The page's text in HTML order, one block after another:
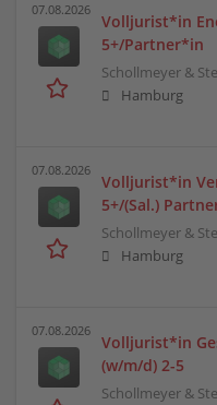
07.08.2026
Volljurist*in
5+/Partner*in
Schollmeyer &
Hamburg
07.08.2026
Volljurist*in
5+/(Sal.)
Schollmeyer &
Hamburg
07.08.2026
Volljurist*in
(w/m/d) 2-5
Schollmeyer &